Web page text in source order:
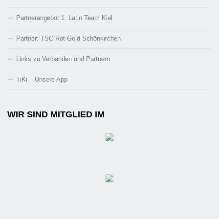
Partnerangebot 1. Latin Team Kiel
Partner: TSC Rot-Gold Schönkirchen
Links zu Verbänden und Partnern
TiKi – Unsere App
WIR SIND MITGLIED IM